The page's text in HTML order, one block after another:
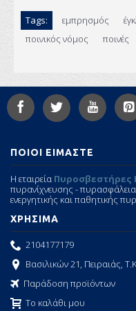
Tags: εμπρησμός
ποινικός νόμος
ποινές
ΠΟΙΟΙ ΕΙΜΑΣΤΕ
Η εταιρεία Πυροσβεστήρες
πυρανίχνευσης -
ενεργητικής και παθητικής
ΧΡΗΣΙΜΑ
2104177179
Βασιλικών 21, Πειραιάς,
Παράδοση προϊόντων
Το καλάθι μου